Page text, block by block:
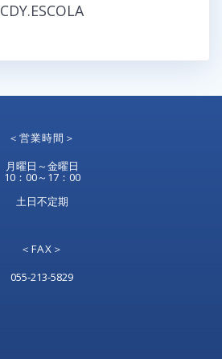
CDY.ESCOLA
＜営業時間＞
月曜日～金曜日
10：00～17：00
土日不定期
＜FAX＞
055-213-5829